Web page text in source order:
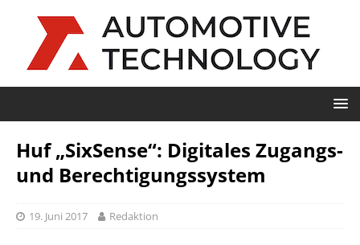
Huf „SixSense“: Digitales Zugangs-
und Berechtigungssystem
19. Juni 2017 Redaktion